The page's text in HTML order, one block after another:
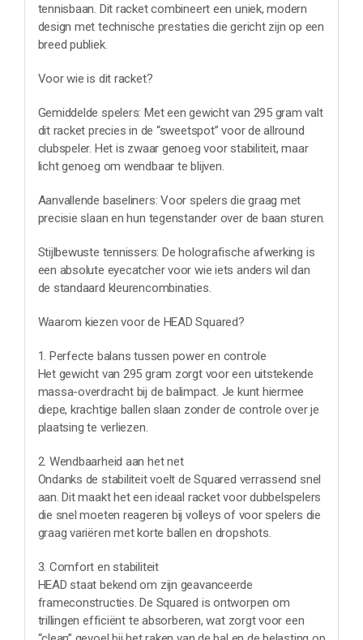
tennisbaan. Dit racket combineert een uniek, modern
design met technische prestaties die gericht zijn op een
breed publiek.
Voor wie is dit racket?
Gemiddelde spelers: Met een gewicht van 295 gram valt
dit racket precies in de “sweetspot” voor de allround
clubspeler. Het is zwaar genoeg voor stabiliteit, maar
licht genoeg om wendbaar te blijven.
Aanvallende baseliners: Voor spelers die graag met
precisie slaan en hun tegenstander over de baan sturen.
Stijlbewuste tennissers: De holografische afwerking is
een absolute eyecatcher voor wie iets anders wil dan
de standaard kleurencombinaties.
Waarom kiezen voor de HEAD Squared?
1. Perfecte balans tussen power en controle
Het gewicht van 295 gram zorgt voor een uitstekende
massa-overdracht bij de balimpact. Je kunt hiermee
diepe, krachtige ballen slaan zonder de controle over je
plaatsing te verliezen.
2. Wendbaarheid aan het net
Ondanks de stabiliteit voelt de Squared verrassend snel
aan. Dit maakt het een ideaal racket voor dubbelspelers
die snel moeten reageren bij volleys of voor spelers die
graag variëren met korte ballen en dropshots.
3. Comfort en stabiliteit
HEAD staat bekend om zijn geavanceerde
frameconstructies. De Squared is ontworpen om
trillingen efficiënt te absorberen, wat zorgt voor een